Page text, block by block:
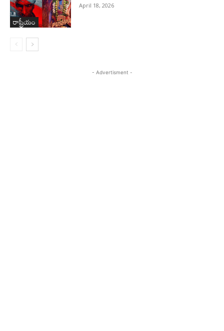
రాష్ట్రీయం
April 18, 2026
- Advertisment -